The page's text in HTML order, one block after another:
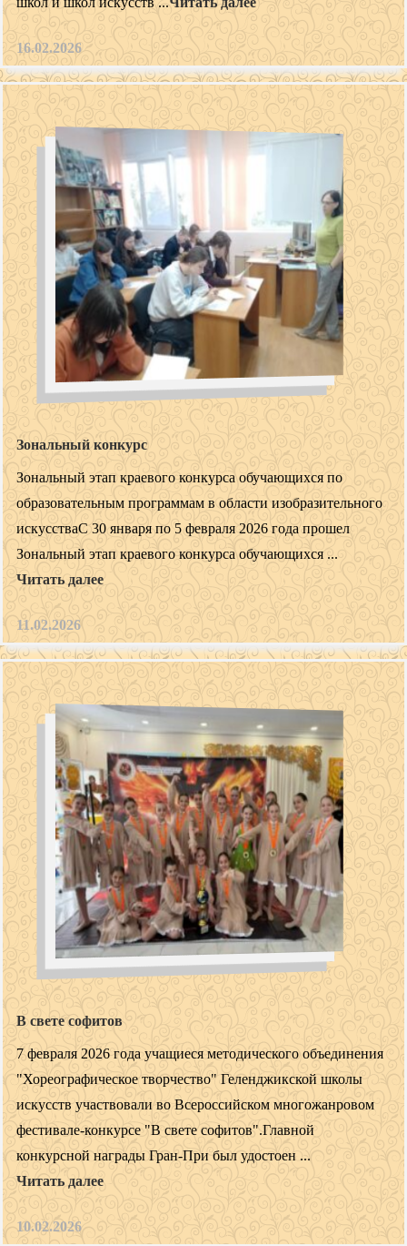
16.02.2026
Зональный конкурс
Зональный этап краевого конкурса обучающихся по
образовательным программам в области изобразительного
искусстваС 30 января по 5 февраля 2026 года прошел
Зональный этап краевого конкурса обучающихся ...
Читать далее
11.02.2026
В свете софитов
7 февраля 2026 года учащиеся методического объединения
"Хореографическое творчество" Геленджикской школы
искусств участвовали во Всероссийском многожанровом
фестивале-конкурсе "В свете софитов".Главной
конкурсной награды Гран-При был удостоен ...
Читать далее
10.02.2026